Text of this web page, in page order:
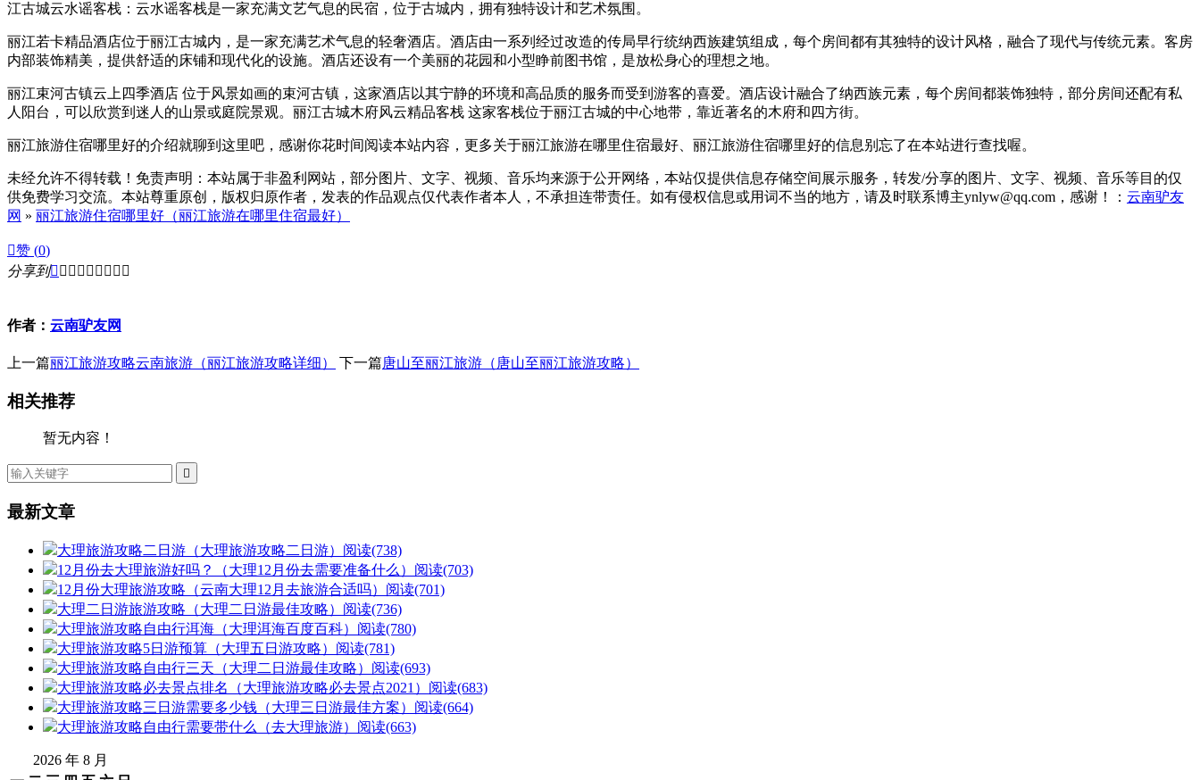
江古城云水谣客栈：云水谣客栈是一家充满文艺气息的民宿，位于古城内，拥有独特设计和艺术氛围。
丽江若卡精品酒店位于丽江古城内，是一家充满艺术气息的轻奢酒店。酒店由一系列经过改造的传局早行统纳西族建筑组成，每个房间都有其独特的设计风格，融合了现代与传统元素。客房
内部装饰精美，提供舒适的床铺和现代化的设施。酒店还设有一个美丽的花园和小型睁前图书馆，是放松身心的理想之地。
丽江束河古镇云上四季酒店 位于风景如画的束河古镇，这家酒店以其宁静的环境和高品质的服务而受到游客的喜爱。酒店设计融合了纳西族元素，每个房间都装饰独特，部分房间还配有私
人阳台，可以欣赏到迷人的山景或庭院景观。丽江古城木府风云精品客栈 这家客栈位于丽江古城的中心地带，靠近著名的木府和四方街。
丽江旅游住宿哪里好的介绍就聊到这里吧，感谢你花时间阅读本站内容，更多关于丽江旅游在哪里住宿最好、丽江旅游住宿哪里好的信息别忘了在本站进行查找喔。
未经允许不得转载！免责声明：本站属于非盈利网站，部分图片、文字、视频、音乐均来源于公开网络，本站仅提供信息存储空间展示服务，转发/分享的图片、文字、视频、音乐等目的仅
供免费学习交流。本站尊重原创，版权归原作者，发表的作品观点仅代表作者本人，不承担连带责任。如有侵权信息或用词不当的地方，请及时联系博主ynlyw@qq.com，感谢！： 云南驴友
网 » 丽江旅游住宿哪里好（丽江旅游在哪里住宿最好）
赞 (0)
分享到        
作者： 云南驴友网
上一篇丽江旅游攻略云南旅游（丽江旅游攻略详细） 下一篇唐山至丽江旅游（唐山至丽江旅游攻略）
相关推荐
暂无内容！

最新文章
大理旅游攻略二日游（大理旅游攻略二日游） 阅读(738)
12月份去大理旅游好吗？（大理12月份去需要准备什么） 阅读(703)
12月份大理旅游攻略（云南大理12月去旅游合适吗） 阅读(701)
大理二日游旅游攻略（大理二日游最佳攻略） 阅读(736)
大理旅游攻略自由行洱海（大理洱海百度百科） 阅读(780)
大理旅游攻略5日游预算（大理五日游攻略） 阅读(781)
大理旅游攻略自由行三天（大理二日游最佳攻略） 阅读(693)
大理旅游攻略必去景点排名（大理旅游攻略必去景点2021） 阅读(683)
大理旅游攻略三日游需要多少钱（大理三日游最佳方案） 阅读(664)
大理旅游攻略自由行需要带什么（去大理旅游） 阅读(663)
2026 年 8 月